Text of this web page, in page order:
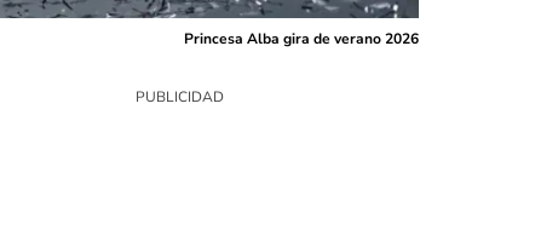
Princesa Alba gira de verano 2026